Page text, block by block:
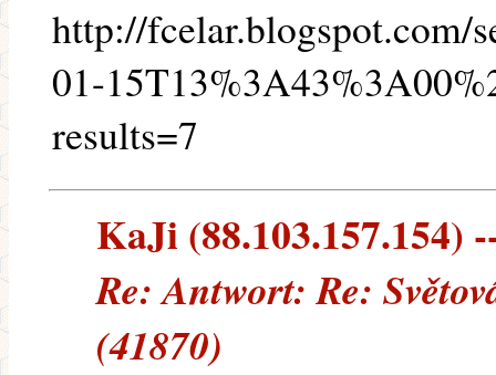
http://fcelar.blogspot.com/
01-
results=7
KaJi (88.103.157.154)
Re: Antwort: Re:
(41870)